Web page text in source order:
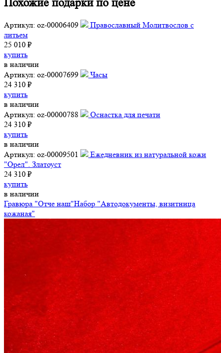
Похожие подарки по цене
Артикул: oz-00006409
Православный Молитвослов с
литьем
25 010 ₽
купить
в наличии
Артикул: oz-00007699
Часы
24 310 ₽
купить
в наличии
Артикул: oz-00000788
Оснастка для печати
24 310 ₽
купить
в наличии
Артикул: oz-00009501
Ежедневник из натуральной кожи
"Орел". Златоуст
24 310 ₽
купить
в наличии
Гравюра "Отче наш"Набор "Автодокументы, визитница
кожаная"